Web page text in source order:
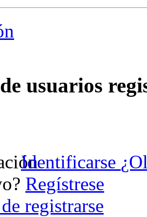
usuarios
Identificarse
Regístrese
registrarse